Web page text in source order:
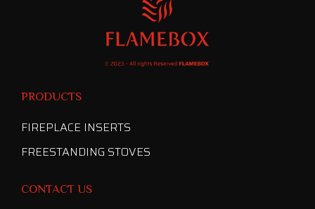
PRODUCTS
FIREPLACE INSERTS
FREESTANDING STOVES
CONTACT US